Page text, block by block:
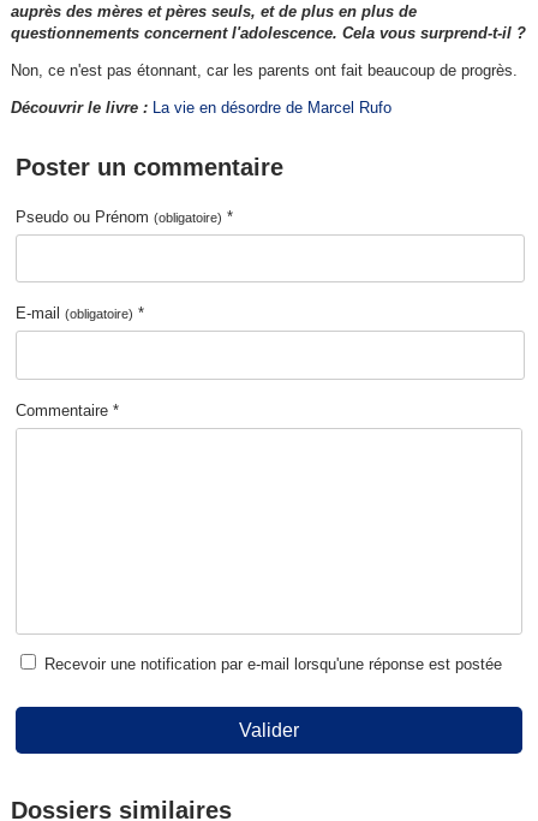
auprès des mères et pères seuls, et de plus en plus de
questionnements concernent l'adolescence. Cela vous surprend-t-il ?
Non, ce n'est pas étonnant, car les parents ont fait beaucoup de progrès.
Découvrir le livre : La vie en désordre de Marcel Rufo
Poster un commentaire
Pseudo ou Prénom(obligatoire) *
E-mail(obligatoire) *
Commentaire *
Recevoir une notification par e-mail lorsqu'une réponse est postée
Valider
Dossiers similaires